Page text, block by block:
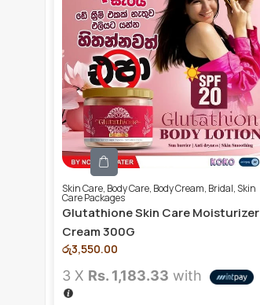
Skin Care, Body Care, Body Cream, Bridal,Skin
Care Packages
Glutathione Skin Care Moisturizer
Cream 300G
රු3,550.00
3 X Rs. 1,183.33 with